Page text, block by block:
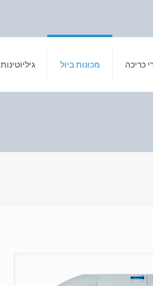
כריכה מכונות ביול גיליוטינות